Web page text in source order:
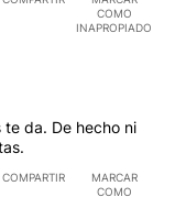
COMO
INAPROPIADO
te da. De hecho ni
COMPARTIR
MARCAR
COMO